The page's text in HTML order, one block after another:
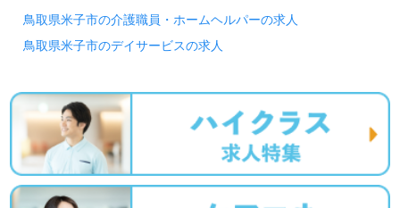
鳥取県米子市の介護職員・ホームヘルパーの求人
鳥取県米子市のデイサービスの求人